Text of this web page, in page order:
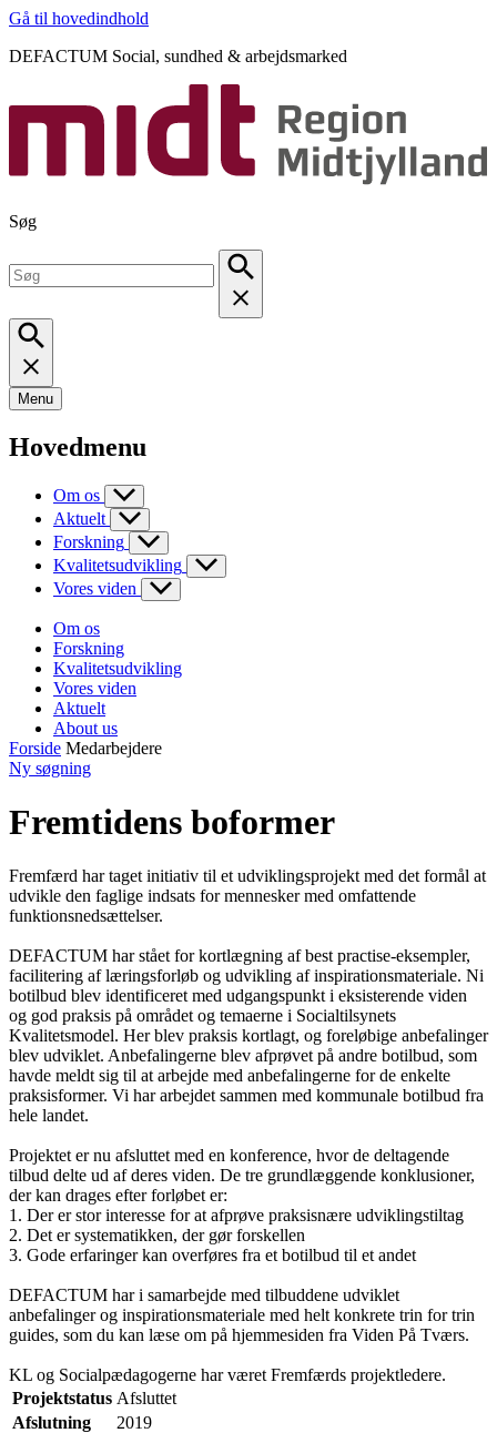
Gå til hovedindhold
DEFACTUM Social, sundhed & arbejdsmarked
Søg
Menu
Hovedmenu
Om os
Aktuelt
Forskning
Kvalitetsudvikling
Vores viden
Om os
Forskning
Kvalitetsudvikling
Vores viden
Aktuelt
About us
Forside Medarbejdere
Ny søgning
Fremtidens boformer
Fremfærd har taget initiativ til et udviklingsprojekt med det formål at
udvikle den faglige indsats for mennesker med omfattende
funktionsnedsættelser.
DEFACTUM har stået for kortlægning af best practise-eksempler,
facilitering af læringsforløb og udvikling af inspirationsmateriale. Ni
botilbud blev identificeret med udgangspunkt i eksisterende viden
og god praksis på området og temaerne i Socialtilsynets
Kvalitetsmodel. Her blev praksis kortlagt, og foreløbige anbefalinger
blev udviklet. Anbefalingerne blev afprøvet på andre botilbud, som
havde meldt sig til at arbejde med anbefalingerne for de enkelte
praksisformer. Vi har arbejdet sammen med kommunale botilbud fra
hele landet.
Projektet er nu afsluttet med en konference, hvor de deltagende
tilbud delte ud af deres viden. De tre grundlæggende konklusioner,
der kan drages efter forløbet er:
1. Der er stor interesse for at afprøve praksisnære udviklingstiltag
2. Det er systematikken, der gør forskellen
3. Gode erfaringer kan overføres fra et botilbud til et andet
DEFACTUM har i samarbejde med tilbuddene udviklet
anbefalinger og inspirationsmateriale med helt konkrete trin for trin
guides, som du kan læse om på hjemmesiden fra Viden På Tværs.
KL og Socialpædagogerne har været Fremfærds projektledere.
Projektstatus Afsluttet
Afslutning
2019